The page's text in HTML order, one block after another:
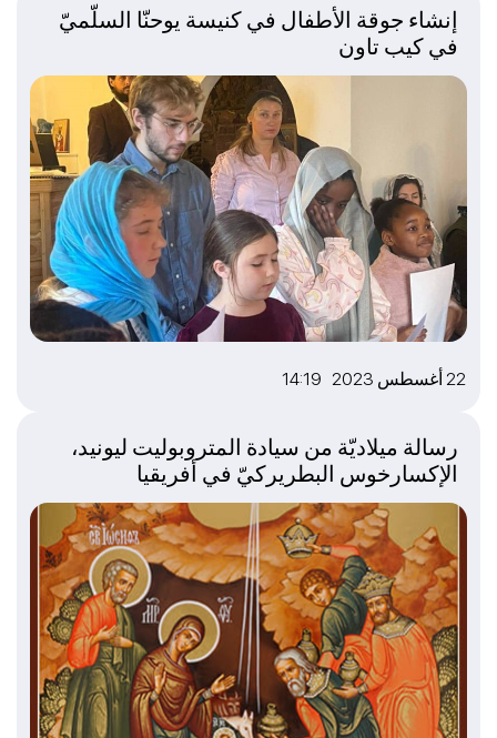
22 أغسطس 2023 14:19
إنشاء جوقة الأطفال في كنيسة يوحنّا السلّميّ
في كيب تاون
رسالة ميلاديّة من سيادة المتروبوليت ليونيد،
الإكسارخوس البطريركيّ في أفريقيا